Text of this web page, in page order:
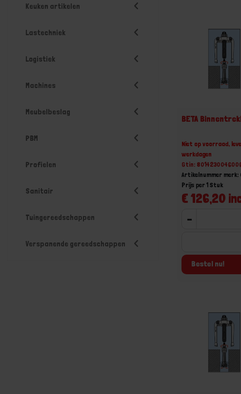
Keuken artikelen
Lastechniek
Logistiek
Machines
Meubelbeslag
PBM
Profielen
Sanitair
Tuingereedschappen
Verspanende gereedschappen
BETA
Niet op voorraad,
werkdagen
Gtin:
Artikelnummer merk:
€ 126,20
Prijs per 1 Stuk
-
Bestel nu!